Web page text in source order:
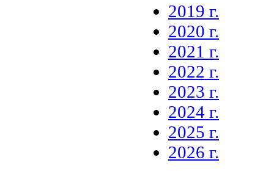
2019 г.
2020 г.
2021 г.
2022 г.
2023 г.
2024 г.
2025 г.
2026 г.